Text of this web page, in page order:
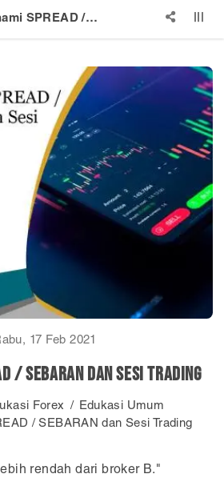
Memahami SPREAD / SEBARAN dan Sesi Trading
17 Feb 2021
/ SEBARAN dan Sesi Trading
Forex
Edukasi Umum
/ SEBARAN dan Sesi Trading
rendah dari broker B."